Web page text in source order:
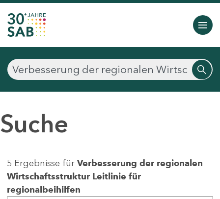
Suche
5 Ergebnisse für Verbesserung der regionalen
Wirtschaftsstruktur Leitlinie für
regionalbeihilfen